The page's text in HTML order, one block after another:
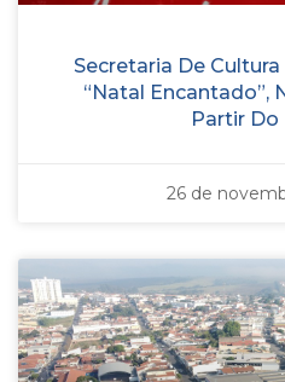
Secretaria De
“Natal Encantado”,
Partir Do
26 de